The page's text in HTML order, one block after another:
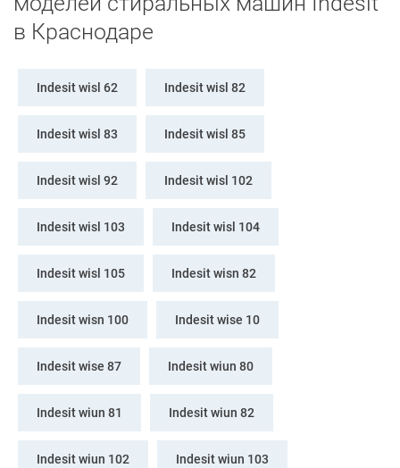
в Краснодаре
Indesit wisl 62 Indesit wisl 82
Indesit wisl 83 Indesit wisl 85
Indesit wisl 92 Indesit wisl 102
Indesit wisl 103 Indesit wisl 104
Indesit wisl 105 Indesit wisn 82
Indesit wisn 100 Indesit wise 10
Indesit wise 87 Indesit wiun 80
Indesit wiun 81 Indesit wiun 82
Indesit wiun 102 Indesit wiun 103